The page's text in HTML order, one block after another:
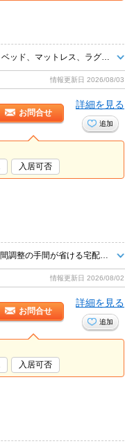
情報更新日 2026/08/03
お問合せ
詳細を見る
追加
入居可否
情報更新日 2026/08/02
お問合せ
詳細を見る
追加
入居可否